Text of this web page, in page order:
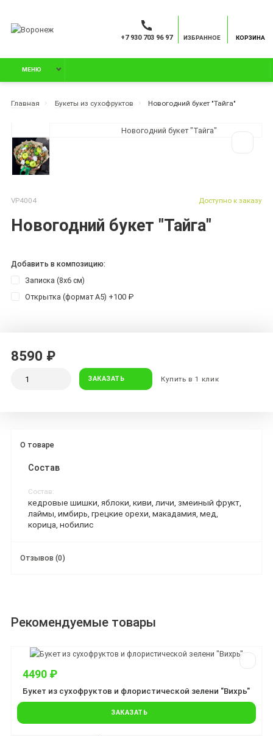
+7 930 703 96 97 ИЗБРАННОЕ КОРЗИНА
МЕНЮ
Главная Букеты из сухофруктов Новогодний букет "Тайга"
VP4004
Новогодний букет "Тайга"
Доступно к заказу
Добавить в композицию:
Записка (8х6 см)
Открытка (формат А5) +100 ₽
8590 ₽
ЗАКАЗАТЬ Купить в 1 клик
О товаре
Состав
Состав:
кедровые шишки, яблоки, киви, личи, змеиный фрукт,
лаймы, имбирь, грецкие орехи, макадамия, мед,
корица, нобилис
Отзывов (0)
Рекомендуемые товары
4490 ₽
Букет из сухофруктов и флористической зелени "Вихрь"
ЗАКАЗАТЬ